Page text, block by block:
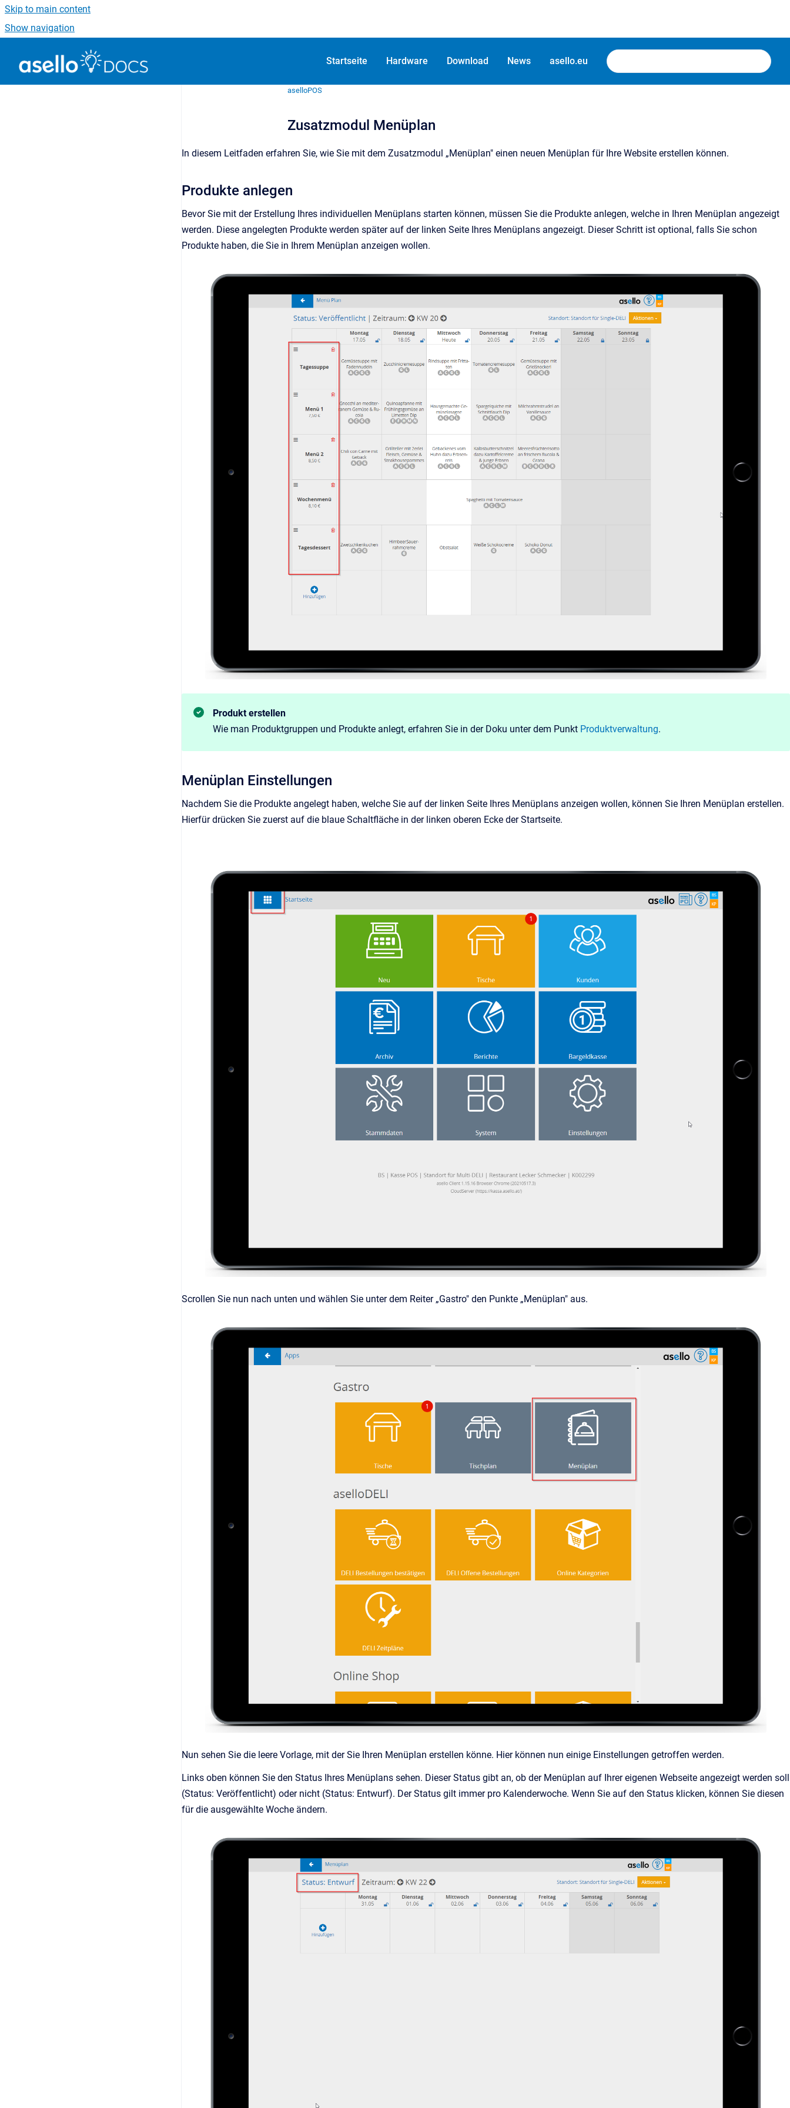
Skip to main content
Show navigation
Startseite Hardware Download News asello.eu
aselloPOS
Zusatzmodul Menüplan
In diesem Leitfaden erfahren Sie, wie Sie mit dem Zusatzmodul „Menüplan" einen neuen Menüplan für Ihre Website erstellen können.
Produkte anlegen
Bevor Sie mit der Erstellung Ihres individuellen Menüplans starten können, müssen Sie die Produkte anlegen, welche in Ihren Menüplan angezeigt
werden. Diese angelegten Produkte werden später auf der linken Seite Ihres Menüplans angezeigt. Dieser Schritt ist optional, falls Sie schon
Produkte haben, die Sie in Ihrem Menüplan anzeigen wollen.
Produkt erstellen
Wie man Produktgruppen und Produkte anlegt, erfahren Sie in der Doku unter dem Punkt Produktverwaltung.
Menüplan Einstellungen
Nachdem Sie die Produkte angelegt haben, welche Sie auf der linken Seite Ihres Menüplans anzeigen wollen, können Sie Ihren Menüplan erstellen.
Hierfür drücken Sie zuerst auf die blaue Schaltfläche in der linken oberen Ecke der Startseite.
Scrollen Sie nun nach unten und wählen Sie unter dem Reiter „Gastro" den Punkte „Menüplan" aus.
Nun sehen Sie die leere Vorlage, mit der Sie Ihren Menüplan erstellen könne. Hier können nun einige Einstellungen getroffen werden.
Links oben können Sie den Status Ihres Menüplans sehen. Dieser Status gibt an, ob der Menüplan auf Ihrer eigenen Webseite angezeigt werden soll
(Status: Veröffentlicht) oder nicht (Status: Entwurf). Der Status gilt immer pro Kalenderwoche. Wenn Sie auf den Status klicken, können Sie diesen
für die ausgewählte Woche ändern.